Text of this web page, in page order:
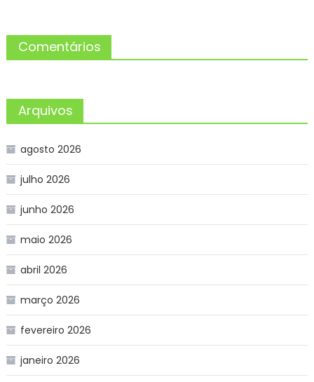
Comentários
Arquivos
agosto 2026
julho 2026
junho 2026
maio 2026
abril 2026
março 2026
fevereiro 2026
janeiro 2026